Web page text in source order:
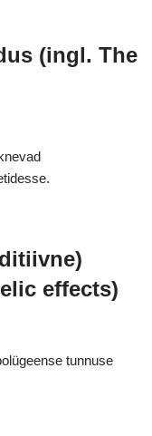
(ingl. The
effects)
tunnuse